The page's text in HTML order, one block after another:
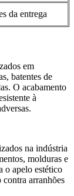
da entrega
em
batentes de
O acabamento
à
na indústria
molduras e
o apelo estético
arranhões